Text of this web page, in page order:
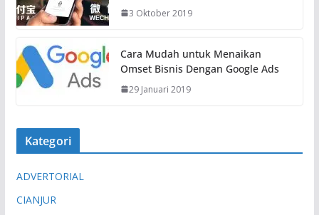
3 Oktober 2019
Cara Mudah untuk Menaikan
Omset Bisnis Dengan Google Ads
29 Januari 2019
Kategori
ADVERTORIAL
CIANJUR